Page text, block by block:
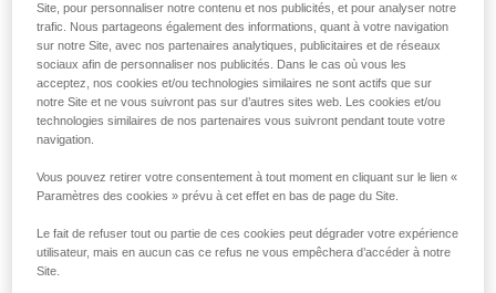
Site, pour personnaliser notre contenu et nos publicités, et pour analyser notre
trafic. Nous partageons également des informations, quant à votre navigation
sur notre Site, avec nos partenaires analytiques, publicitaires et de réseaux
sociaux afin de personnaliser nos publicités. Dans le cas où vous les
acceptez, nos cookies et/ou technologies similaires ne sont actifs que sur
notre Site et ne vous suivront pas sur d’autres sites web. Les cookies et/ou
technologies similaires de nos partenaires vous suivront pendant toute votre
navigation.
Vous pouvez retirer votre consentement à tout moment en cliquant sur le lien «
Paramètres des cookies » prévu à cet effet en bas de page du Site.
Le fait de refuser tout ou partie de ces cookies peut dégrader votre expérience
utilisateur, mais en aucun cas ce refus ne vous empêchera d’accéder à notre
Site.